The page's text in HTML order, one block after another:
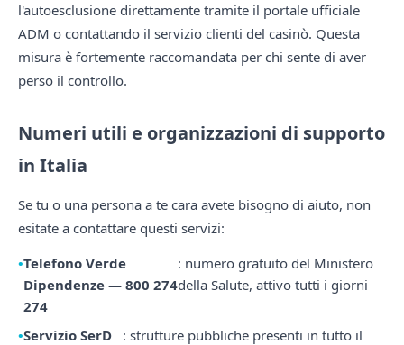
l'autoesclusione direttamente tramite il portale ufficiale
ADM o contattando il servizio clienti del casinò. Questa
misura è fortemente raccomandata per chi sente di aver
perso il controllo.
Numeri utili e organizzazioni di supporto
in Italia
Se tu o una persona a te cara avete bisogno di aiuto, non
esitate a contattare questi servizi:
Telefono Verde
Dipendenze — 800 274
274
: numero gratuito del Ministero
della Salute, attivo tutti i giorni
Servizio SerD
: strutture pubbliche presenti in tutto il